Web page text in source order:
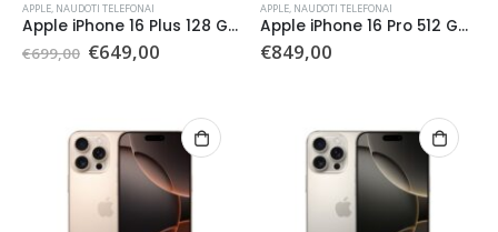
APPLE, NAUDOTI TELEFONAI
Apple iPhone 16 Plus 128 GB (Naudotas)
€699,00 Original
€649,00Current
APPLE, NAUDOTI TELEFONAI
Apple iPhone 16 Pro 512 GB (Naudotas)
€849,00